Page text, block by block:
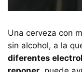
Una cerveza con
sin alcohol, a la
diferentes